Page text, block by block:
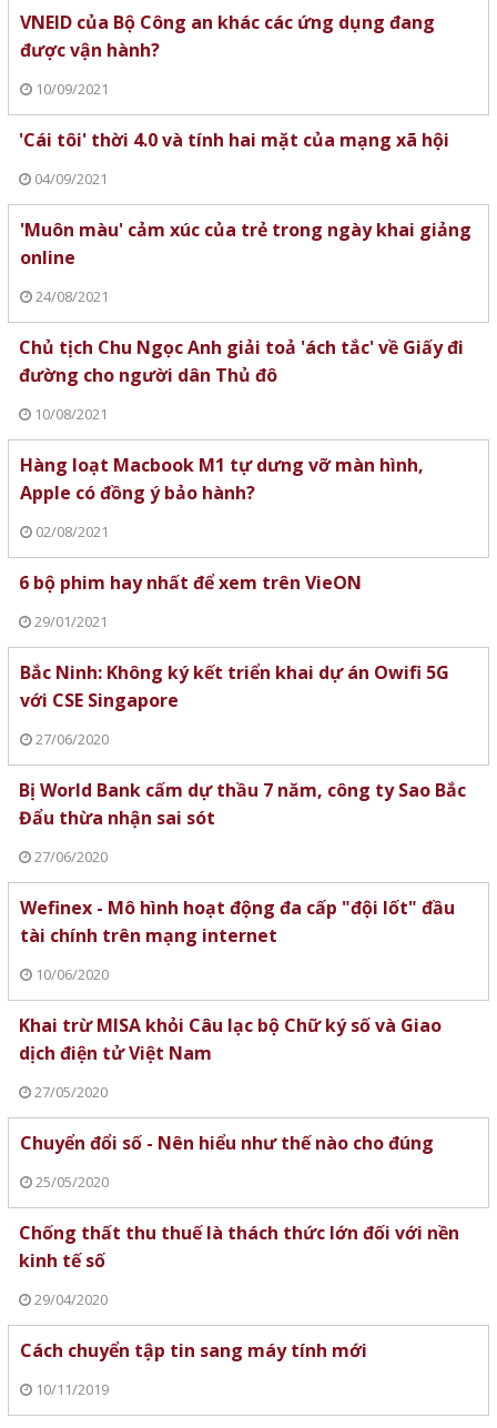
VNEID của Bộ Công an khác các ứng dụng đang
được vận hành?
10/09/2021
'Cái tôi' thời 4.0 và tính hai mặt của mạng xã hội
04/09/2021
'Muôn màu' cảm xúc của trẻ trong ngày khai giảng
online
24/08/2021
Chủ tịch Chu Ngọc Anh giải toả 'ách tắc' về Giấy đi
đường cho người dân Thủ đô
10/08/2021
Hàng loạt Macbook M1 tự dưng vỡ màn hình,
Apple có đồng ý bảo hành?
02/08/2021
6 bộ phim hay nhất để xem trên VieON
29/01/2021
Bắc Ninh: Không ký kết triển khai dự án Owifi 5G
với CSE Singapore
27/06/2020
Bị World Bank cấm dự thầu 7 năm, công ty Sao Bắc
Đẩu thừa nhận sai sót
27/06/2020
Wefinex - Mô hình hoạt động đa cấp "đội lốt" đầu
tài chính trên mạng internet
10/06/2020
Khai trừ MISA khỏi Câu lạc bộ Chữ ký số và Giao
dịch điện tử Việt Nam
27/05/2020
Chuyển đổi số - Nên hiểu như thế nào cho đúng
25/05/2020
Chống thất thu thuế là thách thức lớn đối với nền
kinh tế số
29/04/2020
Cách chuyển tập tin sang máy tính mới
10/11/2019